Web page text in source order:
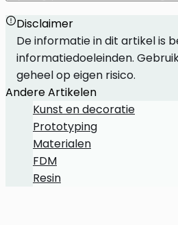
Disclaimer
De informatie in dit artikel is
informatiedoeleinden.
geheel op eigen risico.
Andere Artikelen
Kunst en decoratie
Prototyping
Materialen
FDM
Resin